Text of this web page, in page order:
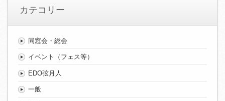
カテコリー
同窓会・総会
イベント（フェス等）
EDO弦月人
一般